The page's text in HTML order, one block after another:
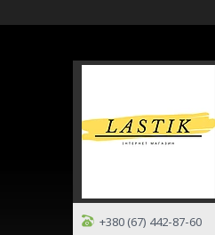
+380 (67) 442-87-60